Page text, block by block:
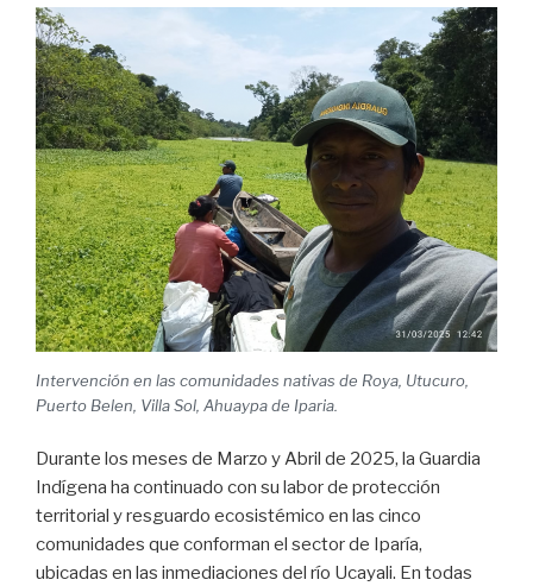
Intervención en las comunidades nativas de Roya, Utucuro,
Puerto Belen, Villa Sol, Ahuaypa de Iparia.
Durante los meses de Marzo y Abril de 2025, la Guardia
Indígena ha continuado con su labor de protección
territorial y resguardo ecosistémico en las cinco
comunidades que conforman el sector de Iparía,
ubicadas en las inmediaciones del río Ucayali. En todas